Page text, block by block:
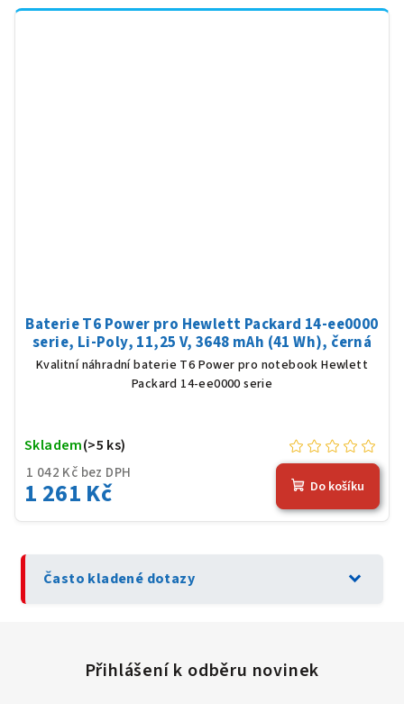
Baterie T6 Power pro Hewlett Packard 14-ee0000
serie, Li-Poly, 11,25 V, 3648 mAh (41 Wh), černá
Kvalitní náhradní baterie T6 Power pro notebook Hewlett
Packard 14-ee0000 serie
1 042 Kč bez DPH
1 261 Kč
Skladem(>5 ks)
Do košíku
Často kladené dotazy expand_more